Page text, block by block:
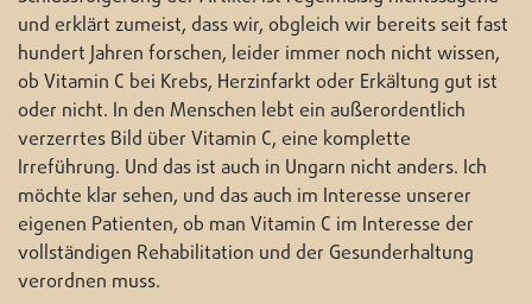
und erklärt zumeist, dass wir, obgleich wir bereits seit fast
hundert Jahren forschen, leider immer noch nicht wissen,
ob Vitamin C bei Krebs, Herzinfarkt oder Erkältung gut ist
oder nicht. In den Menschen lebt ein außerordentlich
verzerrtes Bild über Vitamin C, eine komplette
Irreführung. Und das ist auch in Ungarn nicht anders. Ich
möchte klar sehen, und das auch im Interesse unserer
eigenen Patienten, ob man Vitamin C im Interesse der
vollständigen Rehabilitation und der Gesunderhaltung
verordnen muss.